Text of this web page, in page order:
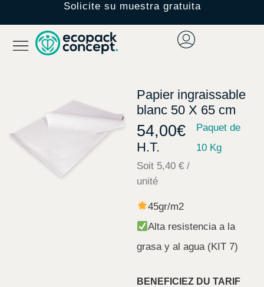
Solicite su muestra gratuita
Papier ingraissable
blanc 50 X 65 cm
54,00€
H.T.
Soit 5,40 € /
unité
Paquet de
10 Kg
45gr/m2
Alta resistencia a la
grasa y al agua (KIT 7)
BENEFICIEZ DU TARIF